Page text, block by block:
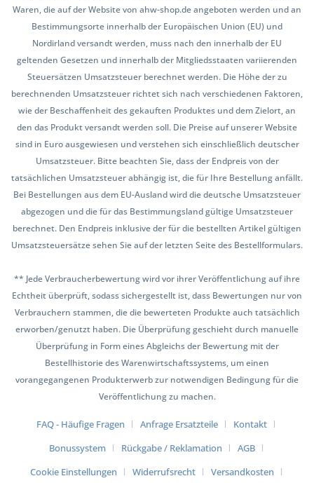
Waren, die auf der Website von ahw-shop.de angeboten werden und an
Bestimmungsorte innerhalb der Europäischen Union (EU) und
Nordirland versandt werden, muss nach den innerhalb der EU
geltenden Gesetzen und innerhalb der Mitgliedsstaaten variierenden
Steuersätzen Umsatzsteuer berechnet werden. Die Höhe der zu
berechnenden Umsatzsteuer richtet sich nach verschiedenen Faktoren,
wie der Beschaffenheit des gekauften Produktes und dem Zielort, an
den das Produkt versandt werden soll. Die Preise auf unserer Website
sind in Euro ausgewiesen und verstehen sich einschließlich deutscher
Umsatzsteuer. Bitte beachten Sie, dass der Endpreis von der
tatsächlichen Umsatzsteuer abhängig ist, die für Ihre Bestellung anfällt.
Bei Bestellungen aus dem EU-Ausland wird die deutsche Umsatzsteuer
abgezogen und die für das Bestimmungsland gültige Umsatzsteuer
berechnet. Den Endpreis inklusive der für die bestellten Artikel gültigen
Umsatzsteuersätze sehen Sie auf der letzten Seite des Bestellformulars.
** Jede Verbraucherbewertung wird vor ihrer Veröffentlichung auf ihre
Echtheit überprüft, sodass sichergestellt ist, dass Bewertungen nur von
Verbrauchern stammen, die die bewerteten Produkte auch tatsächlich
erworben/genutzt haben. Die Überprüfung geschieht durch manuelle
Überprüfung in Form eines Abgleichs der Bewertung mit der
Bestellhistorie des Warenwirtschaftssystems, um einen
vorangegangenen Produkterwerb zur notwendigen Bedingung für die
Veröffentlichung zu machen.
FAQ - Häufige Fragen Anfrage Ersatzteile
Kontakt
Bonussystem
Rückgabe / Reklamation
AGB
Cookie Einstellungen
Widerrufsrecht Versandkosten